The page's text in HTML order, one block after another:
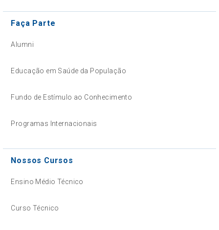
Faça Parte
Alumni
Educação em Saúde da População
Fundo de Estímulo ao Conhecimento
Programas Internacionais
Nossos Cursos
Ensino Médio Técnico
Curso Técnico